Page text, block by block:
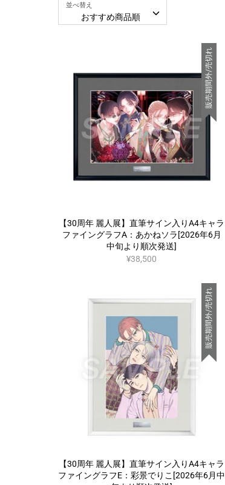
並べ替え
おすすめ商品順
販売期間外/売切れ
【30周年 麗人展】直筆サイン入りA4キャラ
ファイングラフA：あかねソラ[2026年6月
中旬より順次発送]
¥38,500
販売期間外/売切れ
【30周年 麗人展】直筆サイン入りA4キャラ
ファイングラフE：彩景でりこ[2026年6月中